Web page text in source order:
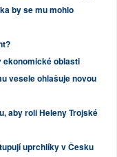
by se mu mohlo
ekonomické oblasti
vesele ohlašuje novou
aby roli Heleny Trojské
uprchlíky v Česku